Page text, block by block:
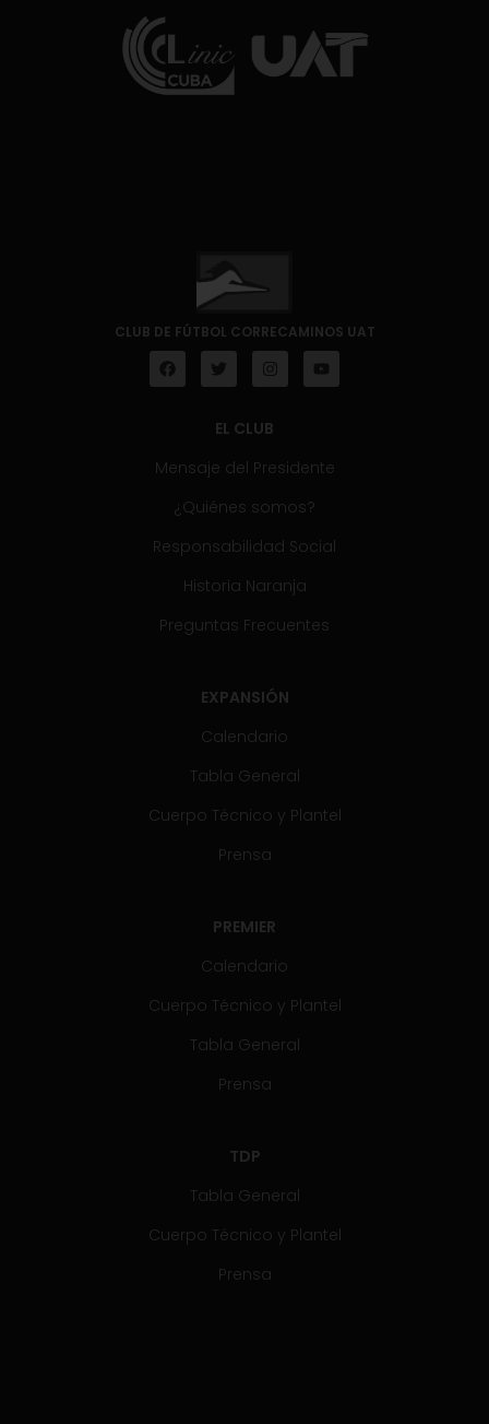
CLUB DE FÚTBOL CORRECAMINOS UAT
EL CLUB
Mensaje del Presidente
¿Quiénes somos?
Responsabilidad Social
Historia Naranja
Preguntas Frecuentes
EXPANSIÓN
Calendario
Tabla General
Cuerpo Técnico y Plantel
Prensa
PREMIER
Calendario
Cuerpo Técnico y Plantel
Tabla General
Prensa
TDP
Tabla General
Cuerpo Técnico y Plantel
Prensa